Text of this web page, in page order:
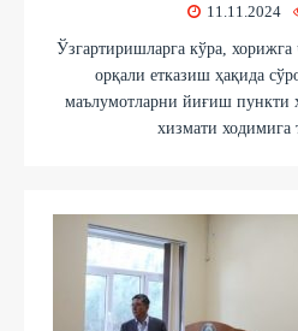
11.11.2024
Ўзгартиришларга кўра,
орқали етказиш ҳақида
маълумотларни йиғиш пункти
хизмати ходимига